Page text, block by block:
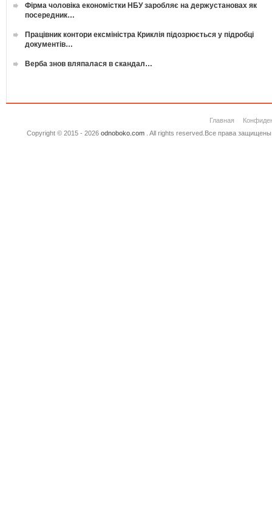
Фірма чоловіка економістки НБУ заробляє на держустановах як
посередник…
Працівник контори ексміністра Криклія підозрюється у підробці
документів…
Верба знов вляпалася в скандал…
Главная
Copyright © 2015 - 2026 odnoboko.com. All rights reserved.Все права защищены.